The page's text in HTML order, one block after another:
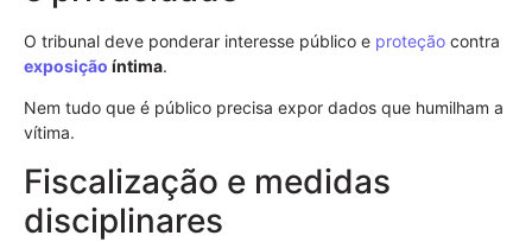
O tribunal deve ponderar interesse público e proteção contra
exposição íntima.
Nem tudo que é público precisa expor dados que humilham a
vítima.
Fiscalização e medidas
disciplinares